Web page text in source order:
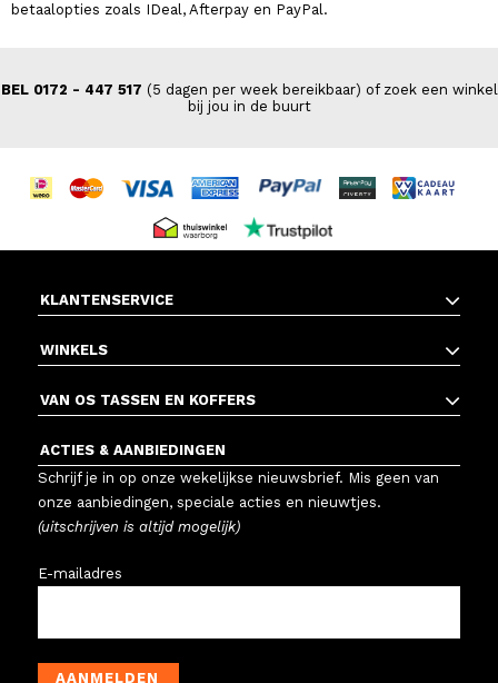
betaalopties zoals IDeal, Afterpay en PayPal.
BEL 0172 - 447 517 (5 dagen per week bereikbaar) of zoek een winkel
bij jou in de buurt
KLANTENSERVICE
WINKELS
VAN OS TASSEN EN KOFFERS
ACTIES & AANBIEDINGEN
Schrijf je in op onze wekelijkse nieuwsbrief. Mis geen van
onze aanbiedingen, speciale acties en nieuwtjes.
(uitschrijven is altijd mogelijk)
E-mailadres
AANMELDEN